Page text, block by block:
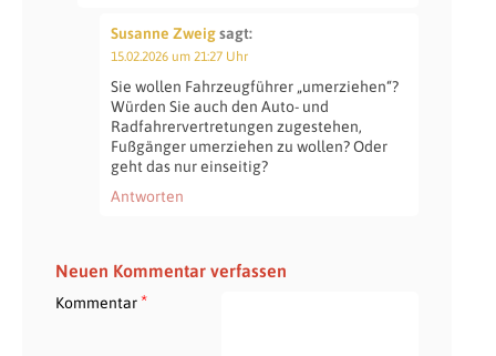
Susanne Zweigsagt:
15.02.2026 um 21:27 Uhr
Sie wollen Fahrzeugführer „umerziehen“?
Würden Sie auch den Auto- und
Radfahrervertretungen zugestehen,
Fußgänger umerziehen zu wollen? Oder
geht das nur einseitig?
Antworten
Neuen Kommentar verfassen
Kommentar*